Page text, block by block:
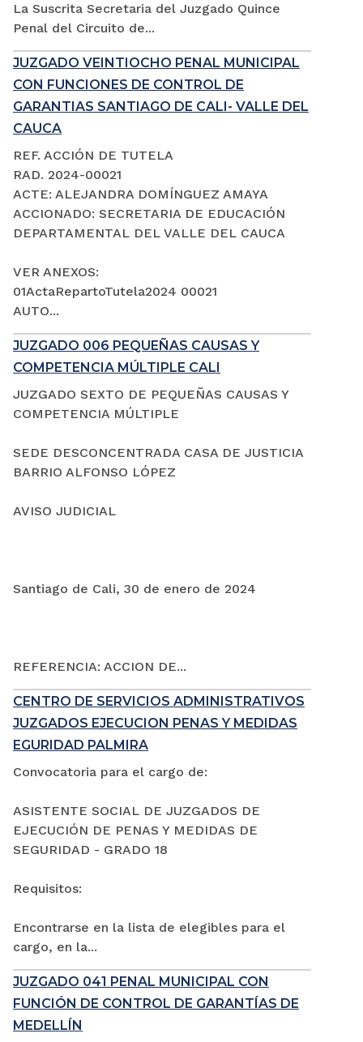
La Suscrita Secretaria del Juzgado Quince
Penal del Circuito de...
JUZGADO VEINTIOCHO PENAL MUNICIPAL
CON FUNCIONES DE CONTROL DE
GARANTIAS SANTIAGO DE CALI- VALLE DEL
CAUCA
REF. ACCIÓN DE TUTELA
RAD. 2024-00021
ACTE: ALEJANDRA DOMÍNGUEZ AMAYA
ACCIONADO: SECRETARIA DE EDUCACIÓN
DEPARTAMENTAL DEL VALLE DEL CAUCA
VER ANEXOS:
01ActaRepartoTutela2024 00021
AUTO...
JUZGADO 006 PEQUEÑAS CAUSAS Y
COMPETENCIA MÚLTIPLE CALI
JUZGADO SEXTO DE PEQUEÑAS CAUSAS Y
COMPETENCIA MÚLTIPLE
SEDE DESCONCENTRADA CASA DE JUSTICIA
BARRIO ALFONSO LÓPEZ
AVISO JUDICIAL
Santiago de Cali, 30 de enero de 2024
REFERENCIA: ACCION DE...
CENTRO DE SERVICIOS ADMINISTRATIVOS
JUZGADOS EJECUCION PENAS Y MEDIDAS
EGURIDAD PALMIRA
Convocatoria para el cargo de:
ASISTENTE SOCIAL DE JUZGADOS DE
EJECUCIÓN DE PENAS Y MEDIDAS DE
SEGURIDAD - GRADO 18
Requisitos:
Encontrarse en la lista de elegibles para el
cargo, en la...
JUZGADO 041 PENAL MUNICIPAL CON
FUNCIÓN DE CONTROL DE GARANTÍAS DE
MEDELLÍN